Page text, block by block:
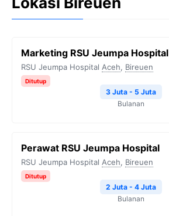
Marketing RSU Jeumpa Hospital
RSU Jeumpa Hospital Aceh, Bireuen
Ditutup
3 Juta - 5 Juta
Bulanan
Perawat RSU Jeumpa Hospital
RSU Jeumpa Hospital Aceh, Bireuen
Ditutup
2 Juta - 4 Juta
Bulanan